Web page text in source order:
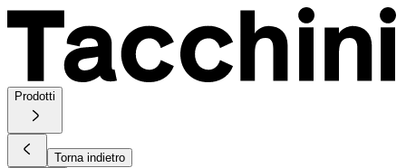
Prodotti
Torna indietro